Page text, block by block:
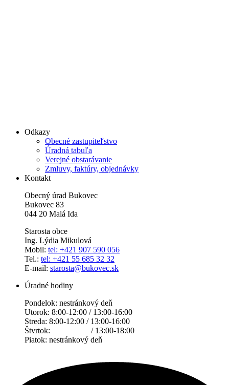
Odkazy
Obecné zastupiteľstvo
Úradná tabuľa
Verejné obstarávanie
Zmluvy, faktúry, objednávky
Kontakt
Obecný úrad Bukovec
Bukovec 83
044 20 Malá Ida
Starosta obce
Ing. Lýdia Mikulová
Mobil: tel: +421 907 590 056
Tel.: tel: +421 55 685 32 32
E-mail: starosta@bukovec.sk
Úradné hodiny
Pondelok: nestránkový deň
Utorok: 8:00-12:00 / 13:00-16:00
Streda: 8:00-12:00 / 13:00-16:00
Štvrtok: / 13:00-18:00
Piatok: nestránkový deň